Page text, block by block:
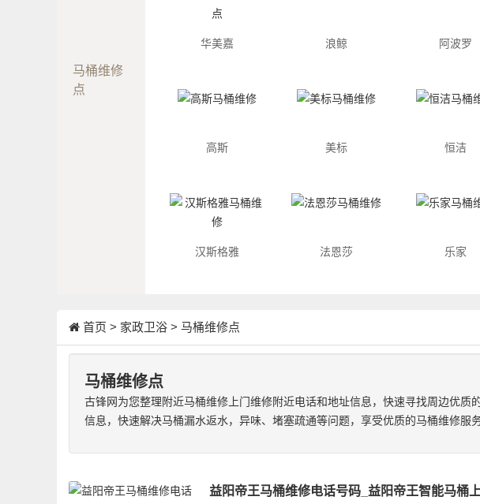
马桶维修
点
华美嘉 浪鲸 阿波罗
高斯 美标 恒洁
汉斯格雅 法恩莎 乐家
首页 > 家政卫浴 > 马桶维修点
马桶维修点
古锋网为您整理附近马桶维修上门维修附近电话和地址信息，快速寻找周边优质
信息，快速解决马桶漏水返水，异味、堵塞疏通等问题，享受优质的马桶维修服务
益阳帝王马桶维修电话号码_益阳帝王智能马桶